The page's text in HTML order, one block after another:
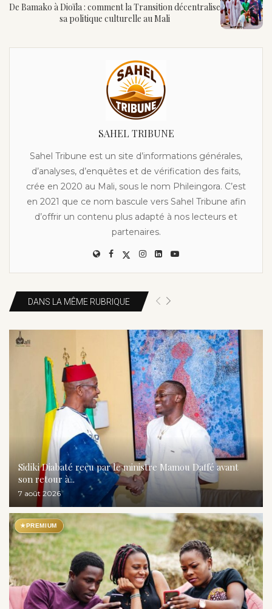
De Bamako à Dioïla : comment la Transition décentralise
sa politique culturelle au Mali
SAHEL TRIBUNE
Sahel Tribune est un site d’informations générales,
d’analyses, d’enquêtes et de vérification des faits,
crée en 2020 au Mali, sous le nom Phileingora. C’est
en 2021 que ce nom bascule vers Sahel Tribune afin
d’offrir un contenu plus adapté à nos lecteurs et
partenaires.
DANS LA MÊME RUBRIQUE
Sidiki Diabaté reçu par le ministre Mamou Daffé avant
son retour à...
7 août 2026
★PREMIUM